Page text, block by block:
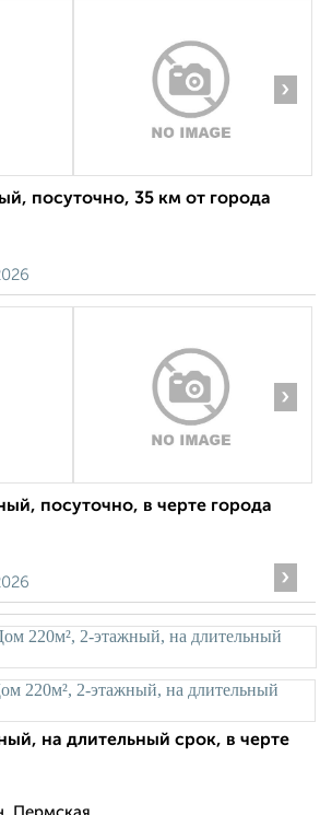
›
посуточно, 35 км от города
›
посуточно, в черте города
›
на длительный срок, в черте